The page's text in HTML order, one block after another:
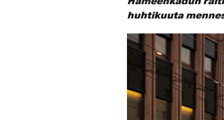
huhtikuuta